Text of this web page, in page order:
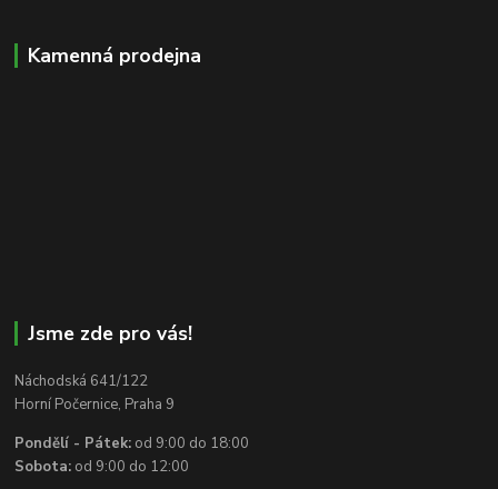
Kamenná prodejna
Jsme zde pro vás!
Náchodská 641/122
Horní Počernice, Praha 9
Pondělí - Pátek: od 9:00 do 18:00
Sobota: od 9:00 do 12:00